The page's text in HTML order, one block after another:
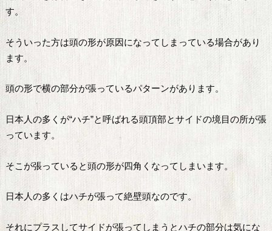
す。
そういった方は頭の形が原因になってしまっている場合があり
ます。
頭の形で横の部分が張っているパターンがあります。
日本人の多くが“ハチ”と呼ばれる頭頂部とサイドの境目の所が張
っています。
そこが張っていると頭の形が四角くなってしまいます。
日本人の多くはハチが張って絶壁頭なのです。
それにプラスしてサイドが張ってしまうとハチの部分は気にな